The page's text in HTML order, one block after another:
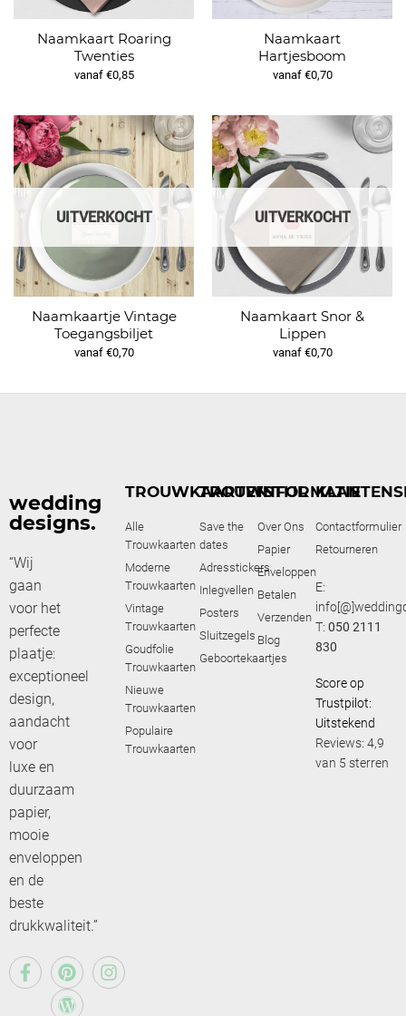
Naamkaart Roaring
Twenties
vanaf €0,85
Naamkaart
Hartjesboom
vanaf €0,70
UITVERKOCHT
Naamkaartje Vintage
Toegangsbiljet
vanaf €0,70
UITVERKOCHT
Naamkaart Snor &
Lippen
vanaf €0,70
wedding
designs.
“Wij
gaan
voor het
perfecte
plaatje:
exceptioneel
design,
aandacht
voor
luxe en
duurzaam
papier,
mooie
enveloppen
en de
beste
drukkwaliteit.”
TROUWKAARTEN
Alle
Trouwkaarten
Moderne
Trouwkaarten
Vintage
Trouwkaarten
Goudfolie
Trouwkaarten
Nieuwe
Trouwkaarten
Populaire
Trouwkaarten
TROUWSTIJL
Save the
dates
Adresstickers
Inlegvellen
Posters
Sluitzegels
Geboortekaartjes
INFORMATIE
Over Ons
Papier
Enveloppen
Betalen
Verzenden
Blog
Contactformulier
Retourneren
E:
T:050 2111
830
Score op
Trustpilot:
Uitstekend
Reviews: 4,9
van 5 sterren